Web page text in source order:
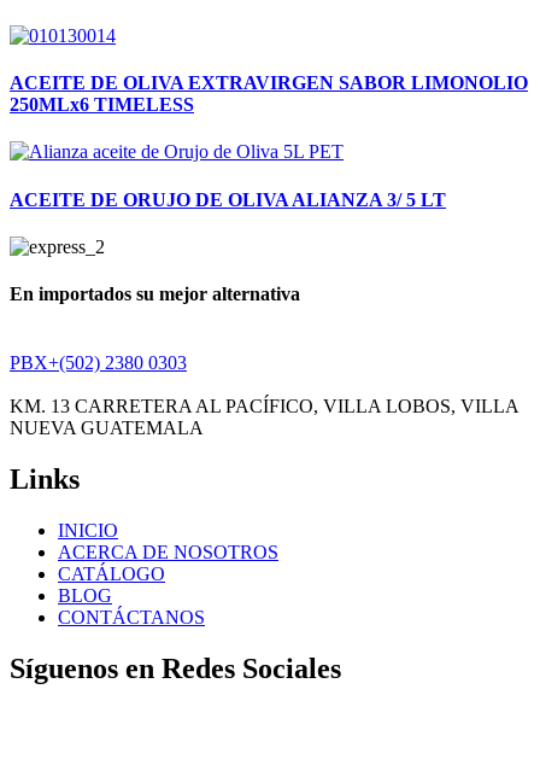
ACEITE DE OLIVA EXTRAVIRGEN SABOR LIMONOLIO
250MLx6 TIMELESS
ACEITE DE ORUJO DE OLIVA ALIANZA 3/ 5 LT
En importados su mejor alternativa
PBX+(502) 2380 0303
KM. 13 CARRETERA AL PACÍFICO, VILLA LOBOS, VILLA
NUEVA GUATEMALA
Links
INICIO
ACERCA DE NOSOTROS
CATÁLOGO
BLOG
CONTÁCTANOS
Síguenos en Redes Sociales